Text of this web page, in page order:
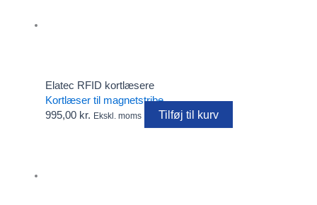
Elatec RFID kortlæsere
Kortlæser til magnetstribe
995,00 kr. Ekskl. moms Tilføj til kurv